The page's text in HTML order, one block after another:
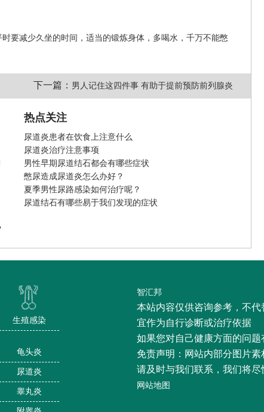
要减少久坐的时间，适当的锻炼身体，多喝水，千万不能憋
下一篇： 男人记住这四件事 有助于提前预防前列腺炎
热点关注
尿道炎患者在饮食上注意什么
尿道炎治疗注意事项
男性早期尿道结石都会有哪些症状
憋尿造成尿道炎怎么办好？
夏季男性尿路感染如何治疗呢？
尿道结石有哪些易于我们发现的症状
生殖感染
龟头炎
尿道炎
睾丸炎
智汇邦
本站内容仅供咨询参考，不
宜作为自行诊断或治疗依据
如果您对自己健康方面的问题
免责声明：网站内部分图片
请及时与我们联系，我们将尽
网站地图